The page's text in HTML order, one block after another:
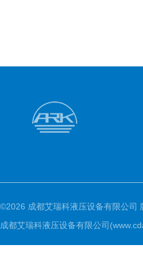
©2026 成都艾瑞科液压设备有限公司
成都艾瑞科液压设备有限公司